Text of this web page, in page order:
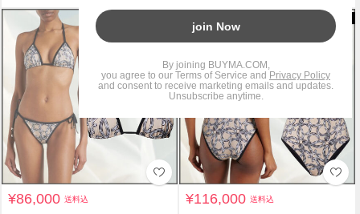
¥86,000送料込 ¥116,000送料込